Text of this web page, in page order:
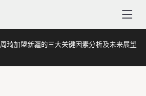
周琦加盟新疆的三大关键因素分析及未来展望